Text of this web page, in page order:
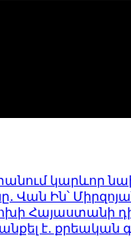
կարևոր
Ին՝
Հայաստանի
է․ քրեական